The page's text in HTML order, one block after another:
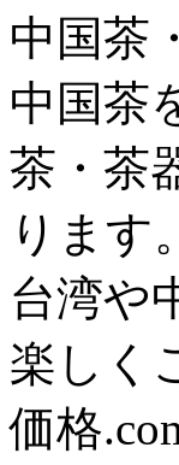
中国茶
中国茶
茶・茶
ります
台湾や
楽しく
価格